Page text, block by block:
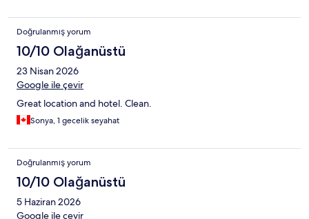
Doğrulanmış yorum
10/10 Olağanüstü
23 Nisan 2026
Google ile çevir
Great location and hotel. Clean.
Sonya, 1 gecelik seyahat
Doğrulanmış yorum
10/10 Olağanüstü
5 Haziran 2026
Google ile çevir